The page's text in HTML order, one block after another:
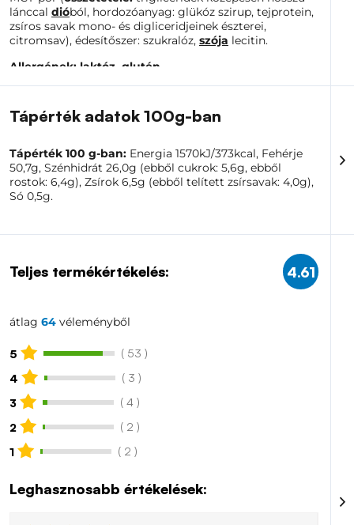
lánccal dióból, hordozóanyag: glükóz szirup, tejprotein,
zsíros savak mono- és digliceridjeinek észterei,
citromsav), édesítőszer: szukralóz, szója lecitin.
Allergének: laktóz, glutén
Tápérték adatok 100g-ban
Tápérték 100 g-ban: Energia 1570kJ/373kcal, Fehérje
50,7g, Szénhidrát 26,0g (ebből cukrok: 5,6g, ebből
rostok: 6,4g), Zsírok 6,5g (ebből telített zsírsavak: 4,0g),
Só 0,5g.
Teljes termékértékelés: 4.61
átlag 64 véleményből
5
( 53 )
4
( 3 )
3
( 4 )
2
( 2 )
1
( 2 )
Leghasznosabb értékelések: